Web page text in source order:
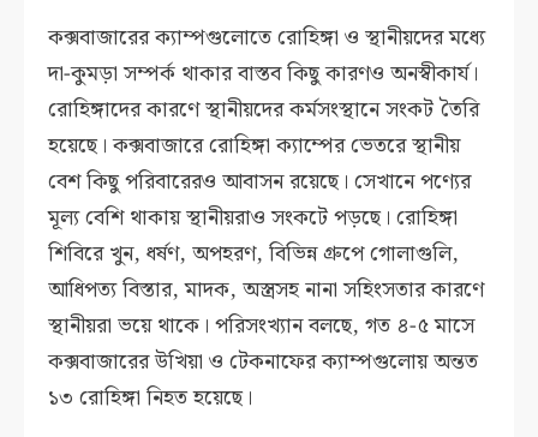
কক্সবাজারের ক্যাম্পগুলোতে রোহিঙ্গা ও স্থানীয়দের মধ্যে
দা-কুমড়া সম্পর্ক থাকার বাস্তব কিছু কারণও অনস্বীকার্য।
রোহিঙ্গাদের কারণে স্থানীয়দের কর্মসংস্থানে সংকট তৈরি
হয়েছে। কক্সবাজারে রোহিঙ্গা ক্যাম্পের ভেতরে স্থানীয়
বেশ কিছু পরিবারেরও আবাসন রয়েছে। সেখানে পণ্যের
মূল্য বেশি থাকায় স্থানীয়রাও সংকটে পড়ছে। রোহিঙ্গা
শিবিরে খুন, ধর্ষণ, অপহরণ, বিভিন্ন গ্রুপে গোলাগুলি,
আধিপত্য বিস্তার, মাদক, অস্ত্রসহ নানা সহিংসতার কারণে
স্থানীয়রা ভয়ে থাকে। পরিসংখ্যান বলছে, গত ৪-৫ মাসে
কক্সবাজারের উখিয়া ও টেকনাফের ক্যাম্পগুলোয় অন্তত
১৩ রোহিঙ্গা নিহত হয়েছে।